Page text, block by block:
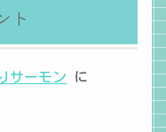
ト
サーモン に